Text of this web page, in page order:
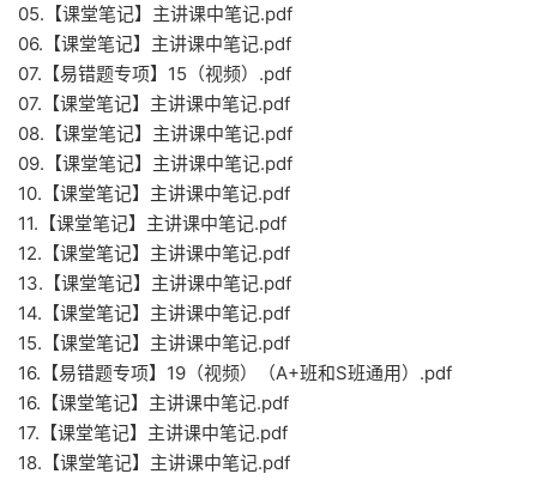
05.【课堂笔记】主讲课中笔记.pdf
06.【课堂笔记】主讲课中笔记.pdf
07.【易错题专项】15（视频）.pdf
07.【课堂笔记】主讲课中笔记.pdf
08.【课堂笔记】主讲课中笔记.pdf
09.【课堂笔记】主讲课中笔记.pdf
10.【课堂笔记】主讲课中笔记.pdf
11.【课堂笔记】主讲课中笔记.pdf
12.【课堂笔记】主讲课中笔记.pdf
13.【课堂笔记】主讲课中笔记.pdf
14.【课堂笔记】主讲课中笔记.pdf
15.【课堂笔记】主讲课中笔记.pdf
16.【易错题专项】19（视频）（A+班和S班通用）.pdf
16.【课堂笔记】主讲课中笔记.pdf
17.【课堂笔记】主讲课中笔记.pdf
18.【课堂笔记】主讲课中笔记.pdf